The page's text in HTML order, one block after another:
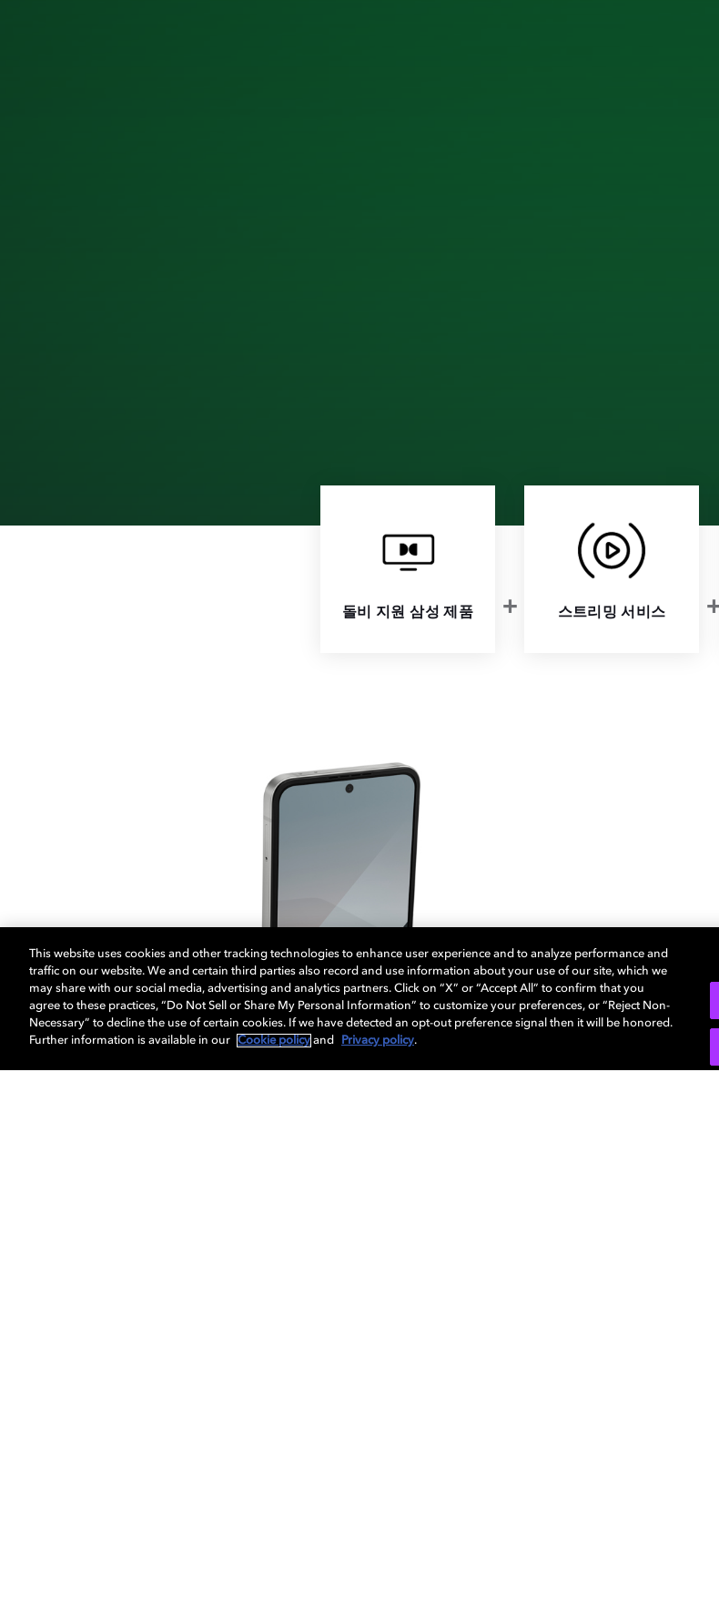
돌비 지원 삼성 제품 스트리밍 서비스
This website uses cookies and other tracking technologies to enhance user experience and to analyze performance and
traffic on our website. We and certain third parties also record and use information about your use of our site, which we
may share with our social media, advertising and analytics partners. Click on “X” or “Accept All” to confirm that you
agree to these practices, “Do Not Sell or Share My Personal Information” to customize your preferences, or “Reject Non-
Necessary” to decline the use of certain cookies. If we have detected an opt-out preference signal then it will be honored.
Further information is available in our
Cookie policy and Privacy policy.